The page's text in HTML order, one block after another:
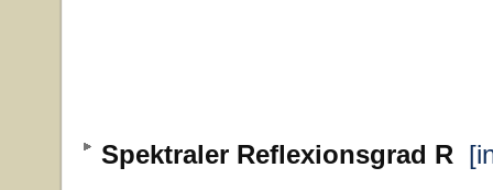
Spektraler Reflexionsgrad R